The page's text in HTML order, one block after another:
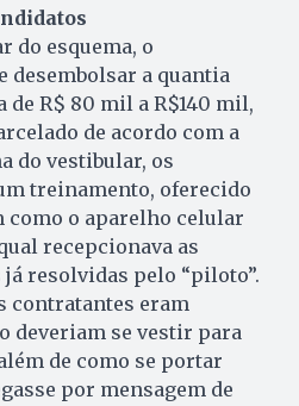
do esquema, o
desembolsar a quantia
de R$ 80 mil a R$140 mil,
de acordo com a
do vestibular, os
treinamento, oferecido
como o aparelho celular
recepcionava as
resolvidas pelo “piloto”.
contratantes eram
deveriam se vestir para
de como se portar
por mensagem de